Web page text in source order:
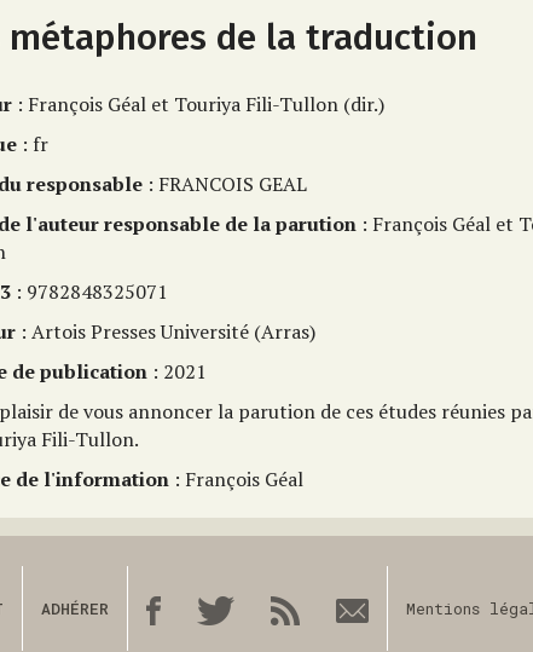
métaphores de la traduction
: François Géal et Touriya Fili-Tullon (dir.)
: fr
responsable : FRANCOIS GEAL
l'auteur responsable de la parution : François Géal et
: 9782848325071
: Artois Presses Université (Arras)
de publication : 2021
de vous annoncer la parution de ces études réunies
Fili-Tullon.
de l'information : François Géal
ADHÉRER Mentions